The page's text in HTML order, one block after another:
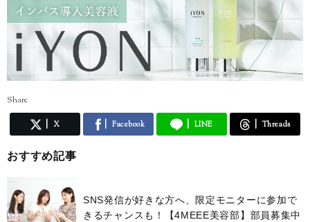
Share
X Facebook LINE Threads
おすすめ記事
SNS発信が好きな方へ、限定モニターに参加で
きるチャンスも！【4MEEE美容部】部員募集中